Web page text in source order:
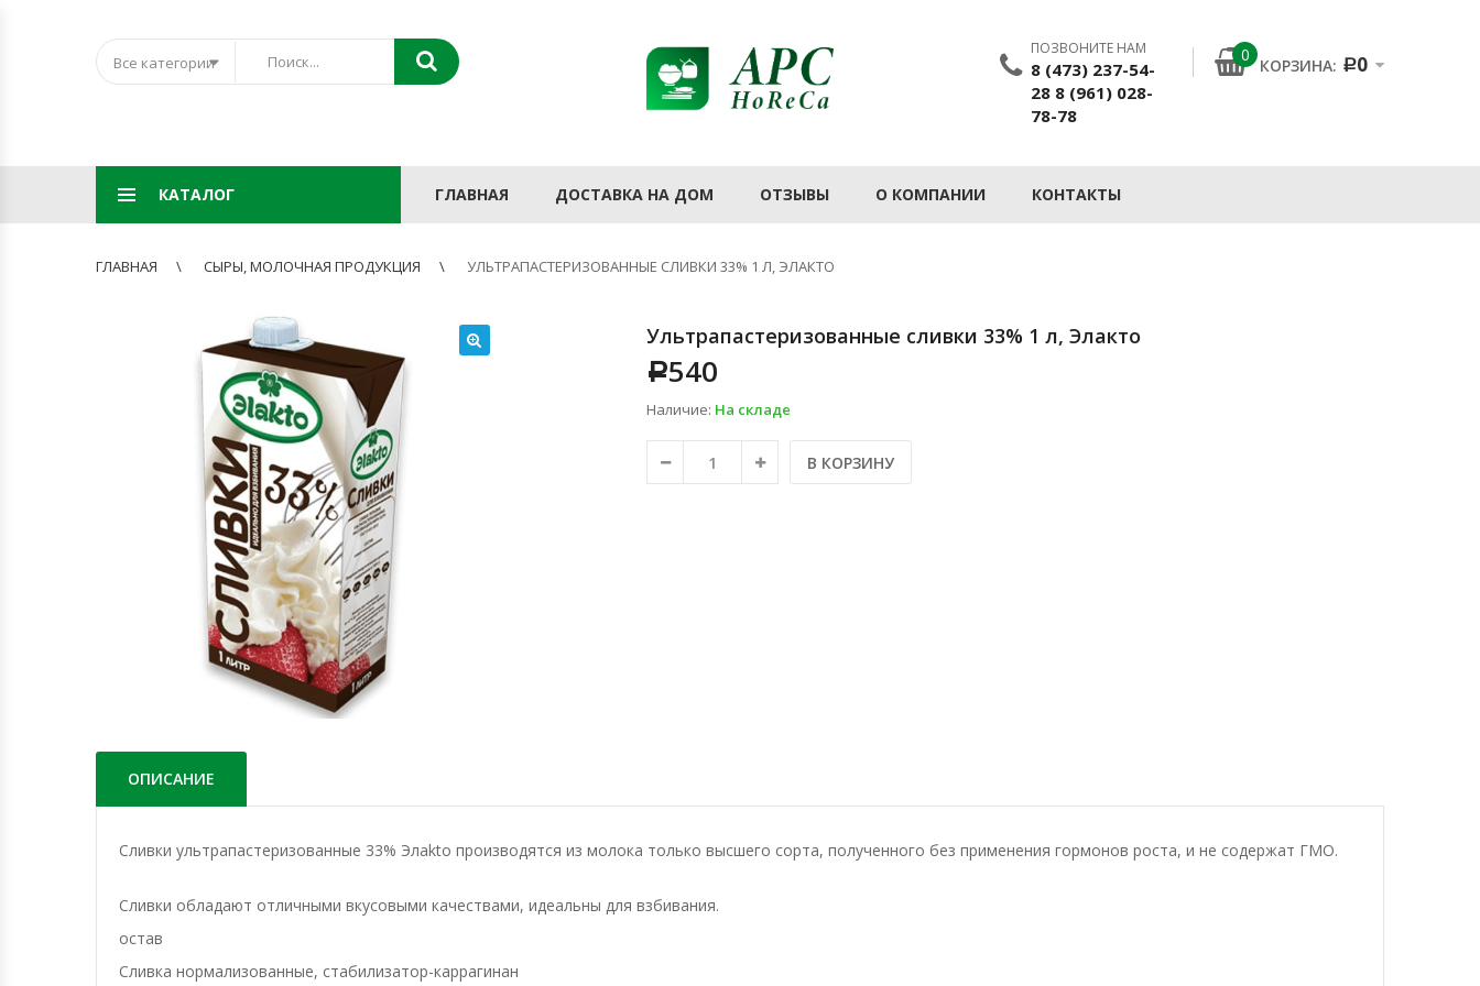
Все категории
ПОЗВОНИТЕ НАМ
8 (473) 237-54-
28 8 (961) 028-
78-78
0
КОРЗИНА: Р0
КАТАЛОГ ГЛАВНАЯ ДОСТАВКА НА ДОМ ОТЗЫВЫ О КОМПАНИИ КОНТАКТЫ
ГЛАВНАЯ СЫРЫ, МОЛОЧНАЯ ПРОДУКЦИЯ УЛЬТРАПАСТЕРИЗОВАННЫЕ СЛИВКИ 33% 1 Л, ЭЛАКТО
Ультрапастеризованные сливки 33% 1 л, Элакто
Р540
Наличие: На складе
В КОРЗИНУ
ОПИСАНИЕ
Сливки ультрапастеризованные 33% Элаkto производятся из молока только высшего сорта, полученного без применения гормонов роста, и не содержат ГМО.
Сливки обладают отличными вкусовыми качествами, идеальны для взбивания.
остав
Сливка нормализованные, стабилизатор-каррагинан